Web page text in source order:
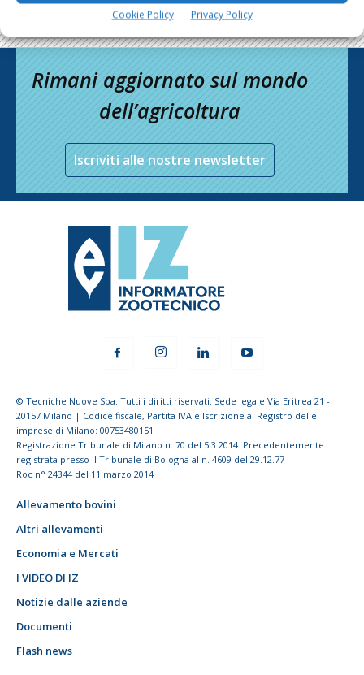
Cookie Policy Privacy Policy
Rimani aggiornato sul mondo
dell’agricoltura
Iscriviti alle nostre newsletter
© Tecniche Nuove Spa. Tutti i diritti riservati. Sede legale Via Eritrea 21 -
20157 Milano | Codice fiscale, Partita IVA e Iscrizione al Registro delle
imprese di Milano: 00753480151
Registrazione Tribunale di Milano n. 70 del 5.3.2014. Precedentemente
registrata presso il Tribunale di Bologna al n. 4609 del 29.12.77
Roc n° 24344 del 11 marzo 2014
Allevamento bovini
Altri allevamenti
Economia e Mercati
I VIDEO DI IZ
Notizie dalle aziende
Documenti
Flash news